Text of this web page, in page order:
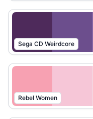
Sega CD Weirdcore
Rebel Women